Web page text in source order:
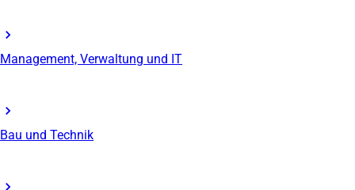
Management, Verwaltung und IT
Bau und Technik